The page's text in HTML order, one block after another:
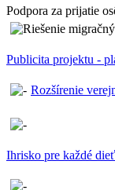
Podpora za prijatie
Publicita projektu -
Rozšírenie
Ihrisko pre každé